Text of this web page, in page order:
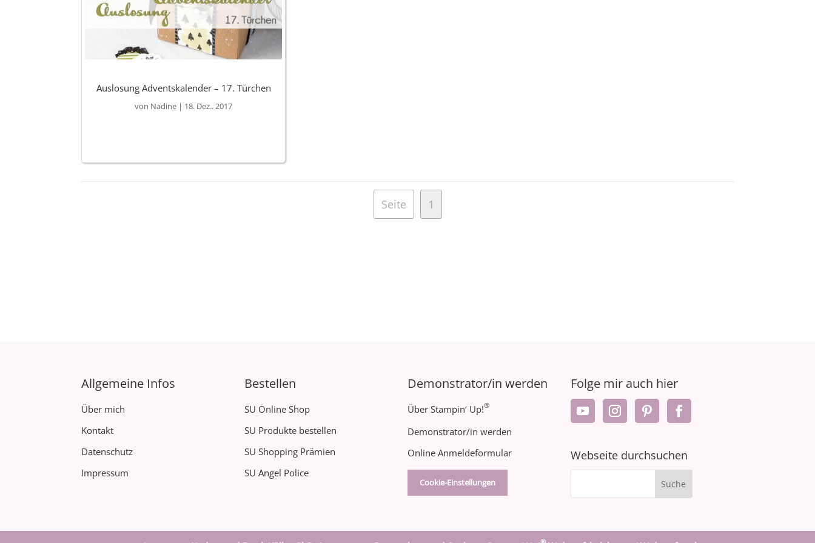
Auslosung Adventskalender – 17. Türchen
von Nadine | 18. Dez.. 2017
Seite 1
Allgemeine Infos
Über mich
Kontakt
Datenschutz
Impressum
Bestellen
SU Online Shop
SU Produkte bestellen
SU Shopping Prämien
SU Angel Police
Demonstrator/in werden
Über Stampin‘ Up!®
Demonstrator/in werden
Online Anmeldeformular
Cookie-Einstellungen
Folge mir auch hier
Webseite durchsuchen